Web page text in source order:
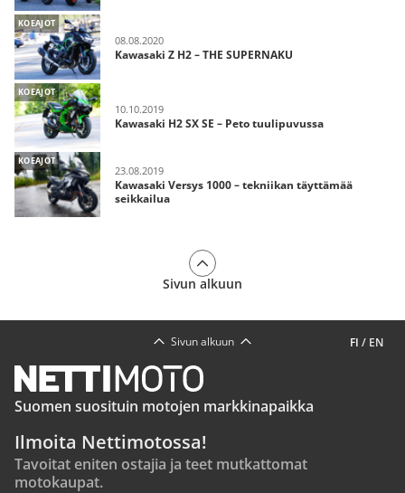
KOEAJOT
08.08.2020
Kawasaki Z H2 – THE SUPERNAKU
KOEAJOT
10.10.2019
Kawasaki H2 SX SE – Peto tuulipuvussa
KOEAJOT
23.08.2019
Kawasaki Versys 1000 – tekniikan täyttämää
seikkailua
Sivun alkuun
FI / EN
Sivun alkuun
Suomen suosituin motojen markkinapaikka
Ilmoita Nettimotossa!
Tavoitat eniten ostajia ja teet mutkattomat
motokaupat.